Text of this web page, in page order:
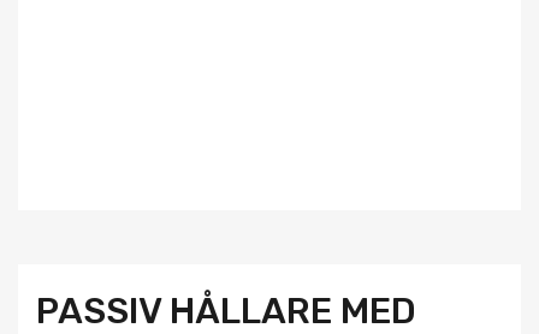
PASSIV HÅLLARE MED